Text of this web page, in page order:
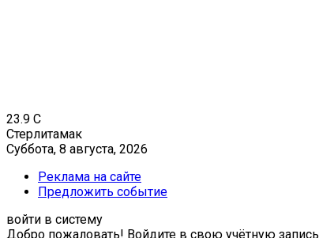
23.9 C
Стерлитамак
Суббота, 8 августа, 2026
Реклама на сайте
Предложить событие
войти в систему
Добро пожаловать! Войдите в свою учётную запись